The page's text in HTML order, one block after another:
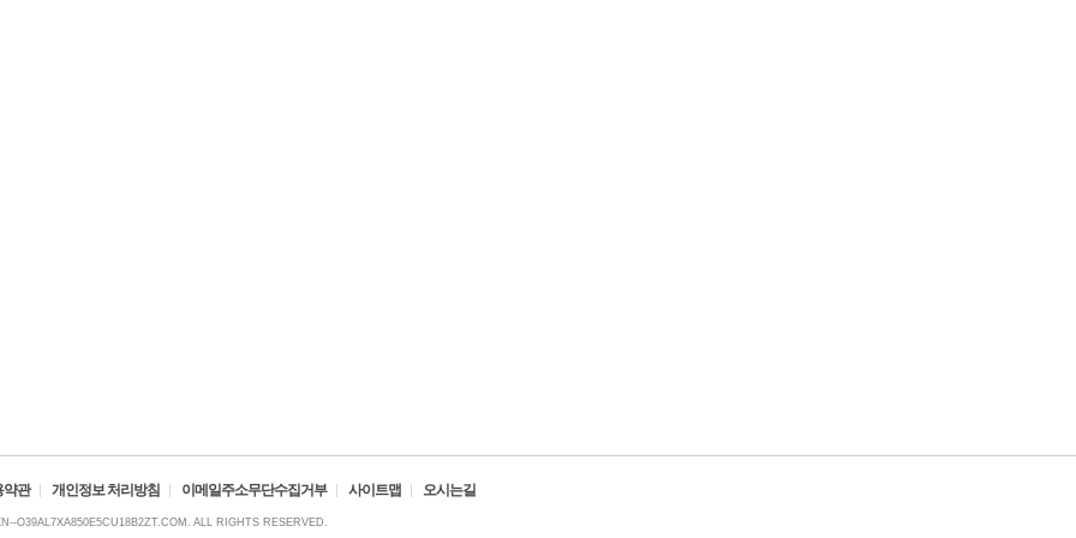
약관 개인정보 처리방침 이메일주소무단수집거부 사이트맵 오시는길
O39AL7XA850E5CU18B2ZT.COM. ALL RIGHTS RESERVED.